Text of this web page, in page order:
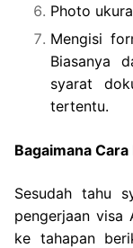
Photo
Mengisi
Biasanya
syarat
tertentu.
Bagaimana
Sesudah tahu
pengerjaan visa
ke tahapan